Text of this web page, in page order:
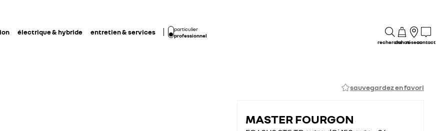
électrique & hybride entretien & services
particulier
professionnel
rechercheachatréseaucontact
sauvegardez en favori
MASTER FOURGON